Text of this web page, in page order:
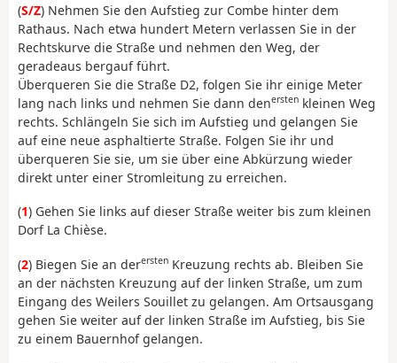
(S/Z) Nehmen Sie den Aufstieg zur Combe hinter dem
Rathaus. Nach etwa hundert Metern verlassen Sie in der
Rechtskurve die Straße und nehmen den Weg, der
geradeaus bergauf führt.
Überqueren Sie die Straße D2, folgen Sie ihr einige Meter
lang nach links und nehmen Sie dann denersten kleinen Weg
rechts. Schlängeln Sie sich im Aufstieg und gelangen Sie
auf eine neue asphaltierte Straße. Folgen Sie ihr und
überqueren Sie sie, um sie über eine Abkürzung wieder
direkt unter einer Stromleitung zu erreichen.
(1) Gehen Sie links auf dieser Straße weiter bis zum kleinen
Dorf La Chièse.
(2) Biegen Sie an derersten Kreuzung rechts ab. Bleiben Sie
an der nächsten Kreuzung auf der linken Straße, um zum
Eingang des Weilers Souillet zu gelangen. Am Ortsausgang
gehen Sie weiter auf der linken Straße im Aufstieg, bis Sie
zu einem Bauernhof gelangen.